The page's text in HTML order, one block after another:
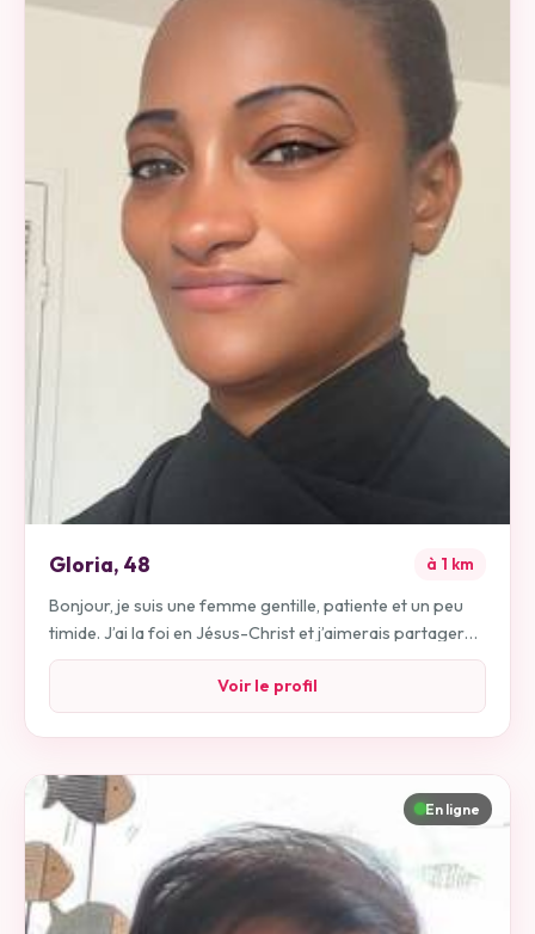
Gloria, 48 à 1 km
Bonjour, je suis une femme gentille, patiente et un peu
timide. J’ai la foi en Jésus-Christ et j’aimerais partager
ma vie avec un homme chrétien qui place aussi sa foi au
centre de sa vie. J’aime les choses simples comme la
promenade et les moments calmes. Je recherche un
homme d’environ 46 ans, blanc, sérieux, respectueux,
honnête et fidèle. Je souhaite commencer par une belle
amitié, qui pourra évoluer avec le temps vers une
relation stable et sincère.
Voir le profil
En ligne